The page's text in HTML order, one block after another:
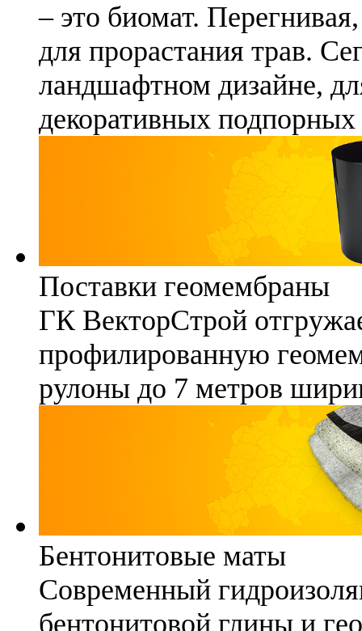
– это биомат.
для прорастания трав.
ландшафтном дизайне,
декоративных подпорных
Поставки геомембраны
ГК ВекторСтрой
профилированную
рулоны до 7 метров
Бентонитовые маты
Современный
бентонитовой глины и